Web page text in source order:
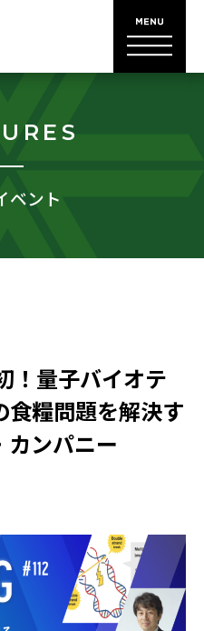
ベント
！量子バイオテ
食糧問題を解決す
カンパニー